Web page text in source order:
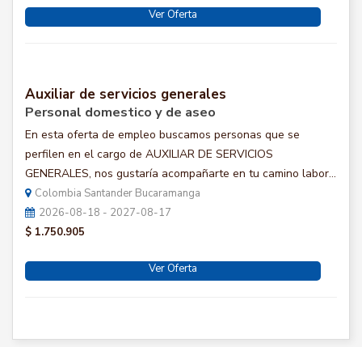
Ver Oferta
Auxiliar de servicios generales
Personal domestico y de aseo
En esta oferta de empleo buscamos personas que se
perfilen en el cargo de AUXILIAR DE SERVICIOS
GENERALES, nos gustaría acompañarte en tu camino labor...
Colombia Santander Bucaramanga
2026-08-18 - 2027-08-17
$ 1.750.905
Ver Oferta